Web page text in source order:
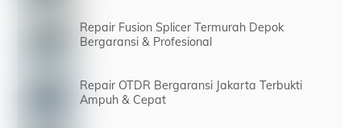
Repair Fusion Splicer Termurah Depok
Bergaransi & Profesional
Repair OTDR Bergaransi Jakarta Terbukti
Ampuh & Cepat